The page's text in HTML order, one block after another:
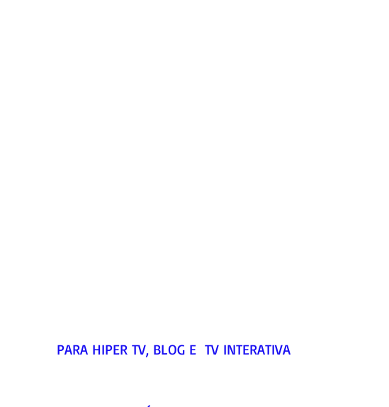
PARA HIPER TV, BLOG E  TV INTERATIVA